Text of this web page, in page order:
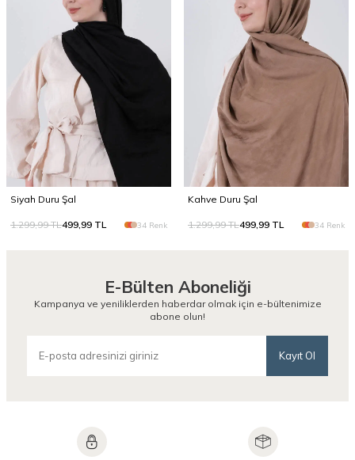
Siyah Duru Şal
1.299,99TL499,99 TL 34 Renk
Kahve Duru Şal
1.299,99TL499,99 TL 34 Renk
E-Bülten Aboneliği
Kampanya ve yeniliklerden haberdar olmak için e-bültenimize
abone olun!
Kayıt Ol